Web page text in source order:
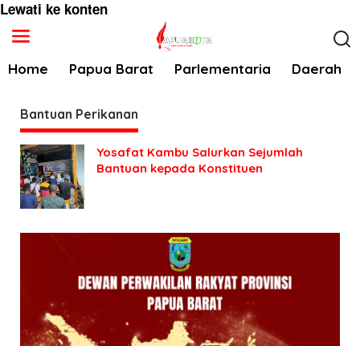
Lewati ke konten
Home Papua Barat Parlementaria Daerah
Bantuan Perikanan
Yosafat Kambu Salurkan Sejumlah
Bantuan kepada Konstituen